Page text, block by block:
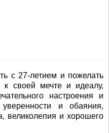
с 27-летием и пожелать
к своей мечте и идеалу,
настроения и
уверенности и обаяния,
великолепия и хорошего